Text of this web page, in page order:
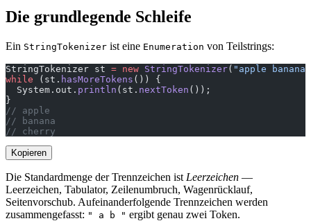
Die grundlegende Schleife
Ein StringTokenizer ist eine Enumeration von Teilstrings:
StringTokenizer st = new StringTokenizer( "apple
while (st. hasMoreTokens ()) {
  System.out.
println (st. nextToken ());
}
// apple
// banana
// cherry
Kopieren
Die Standardmenge der Trennzeichen ist Leerzeichen —
Leerzeichen, Tabulator, Zeilenumbruch, Wagenrücklauf,
Seitenvorschub. Aufeinanderfolgende Trennzeichen werden
zusammengefasst: " a b " ergibt genau zwei Token.